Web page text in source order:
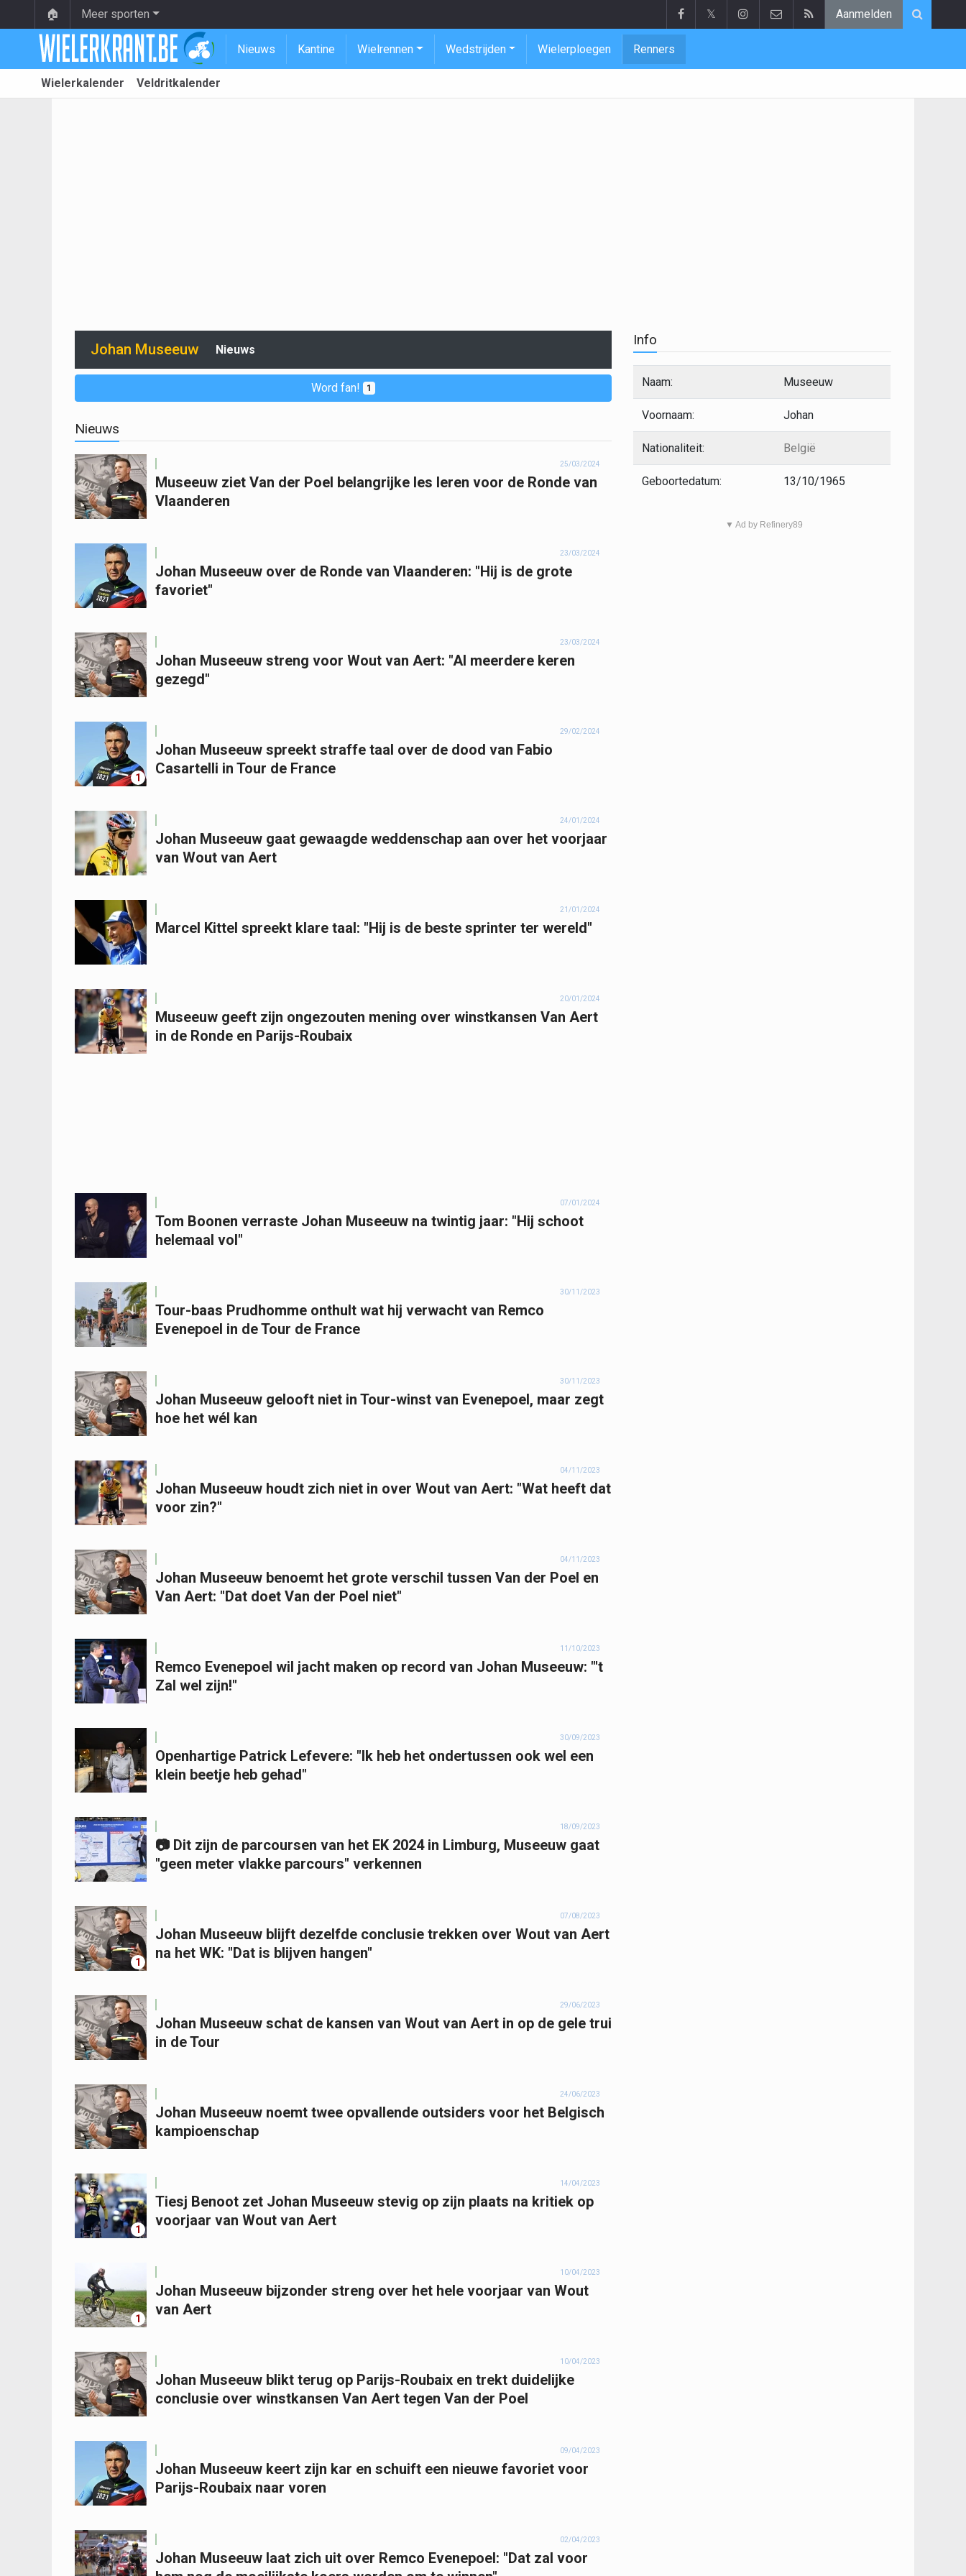
🏠 Meer sporten 𝕏 Aanmelden
Nieuws Kantine Wielrennen Wedstrijden Wielerploegen Renners
Wielerkalender Veldritkalender
Johan Museeuw Nieuws
Word fan! 1
Nieuws
25/03/2024
Museeuw ziet Van der Poel belangrijke les leren voor de Ronde van
Vlaanderen
23/03/2024
Johan Museeuw over de Ronde van Vlaanderen: "Hij is de grote
favoriet"
23/03/2024
Johan Museeuw streng voor Wout van Aert: "Al meerdere keren
gezegd"
1
29/02/2024
Johan Museeuw spreekt straffe taal over de dood van Fabio
Casartelli in Tour de France
24/01/2024
Johan Museeuw gaat gewaagde weddenschap aan over het voorjaar
van Wout van Aert
21/01/2024
Marcel Kittel spreekt klare taal: "Hij is de beste sprinter ter wereld"
20/01/2024
Museeuw geeft zijn ongezouten mening over winstkansen Van Aert
in de Ronde en Parijs-Roubaix
07/01/2024
Tom Boonen verraste Johan Museeuw na twintig jaar: "Hij schoot
helemaal vol"
30/11/2023
Tour-baas Prudhomme onthult wat hij verwacht van Remco
Evenepoel in de Tour de France
30/11/2023
Johan Museeuw gelooft niet in Tour-winst van Evenepoel, maar zegt
hoe het wél kan
04/11/2023
Johan Museeuw houdt zich niet in over Wout van Aert: "Wat heeft dat
voor zin?"
04/11/2023
Johan Museeuw benoemt het grote verschil tussen Van der Poel en
Van Aert: "Dat doet Van der Poel niet"
11/10/2023
Remco Evenepoel wil jacht maken op record van Johan Museeuw: "'t
Zal wel zijn!"
30/09/2023
Openhartige Patrick Lefevere: "Ik heb het ondertussen ook wel een
klein beetje heb gehad"
18/09/2023
📷 Dit zijn de parcoursen van het EK 2024 in Limburg, Museeuw gaat
"geen meter vlakke parcours" verkennen
1
07/08/2023
Johan Museeuw blijft dezelfde conclusie trekken over Wout van Aert
na het WK: "Dat is blijven hangen"
29/06/2023
Johan Museeuw schat de kansen van Wout van Aert in op de gele trui
in de Tour
24/06/2023
Johan Museeuw noemt twee opvallende outsiders voor het Belgisch
kampioenschap
1
14/04/2023
Tiesj Benoot zet Johan Museeuw stevig op zijn plaats na kritiek op
voorjaar van Wout van Aert
1
10/04/2023
Johan Museeuw bijzonder streng over het hele voorjaar van Wout
van Aert
10/04/2023
Johan Museeuw blikt terug op Parijs-Roubaix en trekt duidelijke
conclusie over winstkansen Van Aert tegen Van der Poel
09/04/2023
Johan Museeuw keert zijn kar en schuift een nieuwe favoriet voor
Parijs-Roubaix naar voren
02/04/2023
Johan Museeuw laat zich uit over Remco Evenepoel: "Dat zal voor
Info
Naam: Museeuw
Voornaam: Johan
Nationaliteit: België
Geboortedatum: 13/10/1965
▼ Ad by Refinery89